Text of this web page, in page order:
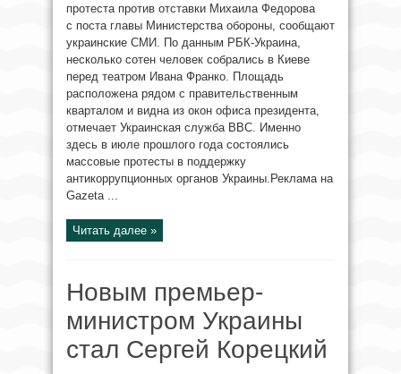
протеста против отставки Михаила Федорова
с поста главы Министерства обороны, сообщают
украинские СМИ. По данным РБК-Украина,
несколько сотен человек собрались в Киеве
перед театром Ивана Франко. Площадь
расположена рядом с правительственным
кварталом и видна из окон офиса президента,
отмечает Украинская служба BBC. Именно
здесь в июле прошлого года состоялись
массовые протесты в поддержку
антикоррупционных органов Украины.Реклама на
Gazeta ...
Читать далее »
Новым премьер-
министром Украины
стал Сергей Корецкий